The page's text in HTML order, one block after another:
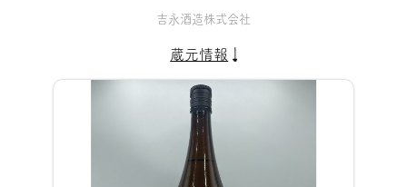
吉永酒造株式会社
蔵元情報